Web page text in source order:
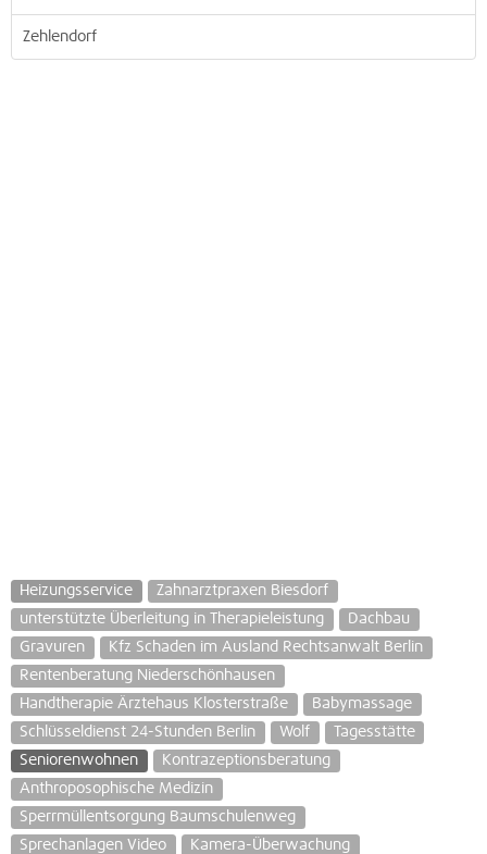
Zehlendorf
Heizungsservice
Zahnarztpraxen Biesdorf
unterstützte Überleitung in Therapieleistung
Dachbau
Gravuren
Kfz Schaden im Ausland Rechtsanwalt Berlin
Rentenberatung Niederschönhausen
Handtherapie Ärztehaus Klosterstraße
Babymassage
Schlüsseldienst 24-Stunden Berlin
Wolf
Tagesstätte
Seniorenwohnen
Kontrazeptionsberatung
Anthroposophische Medizin
Sperrmüllentsorgung Baumschulenweg
Sprechanlagen Video
Kamera-Überwachung